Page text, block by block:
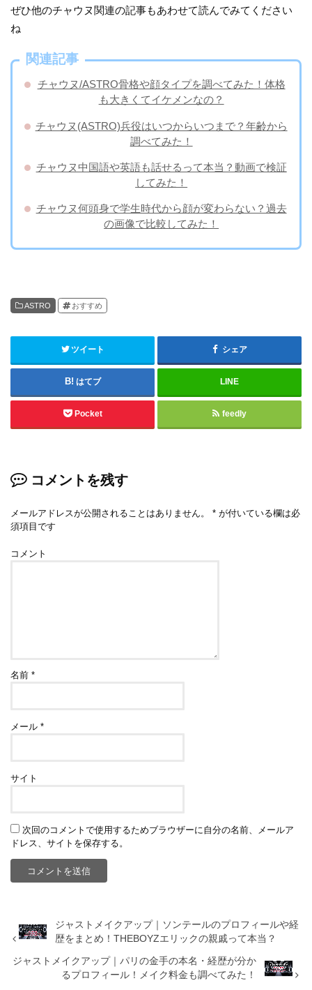
ぜひ他のチャウヌ関連の記事もあわせて読んでみてください
ね
関連記事
チャウヌ/ASTRO骨格や顔タイプを調べてみた！体格
も大きくてイケメンなの？
チャウヌ(ASTRO)兵役はいつからいつまで？年齢から
調べてみた！
チャウヌ中国語や英語も話せるって本当？動画で検証
してみた！
チャウヌ何頭身で学生時代から顔が変わらない？過去
の画像で比較してみた！
ASTRO おすすめ
ツイート シェア
はてブ LINE
Pocket feedly
コメントを残す
メールアドレスが公開されることはありません。 * が付いている欄は必
須項目です
コメント
名前*
メール*
サイト
次回のコメントで使用するためブラウザーに自分の名前、メールア
ドレス、サイトを保存する。
ジャストメイクアップ｜ソンテールのプロフィールや経
歴をまとめ！THEBOYZエリックの親戚って本当？
ジャストメイクアップ｜パリの金手の本名・経歴が分か
るプロフィール！メイク料金も調べてみた！